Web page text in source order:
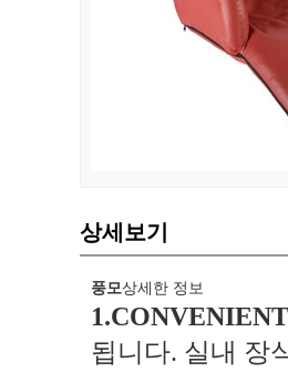
상세보기
풍모상세한 정보
됩니다. 실내 장